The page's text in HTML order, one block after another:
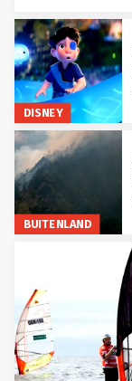
DISNEY
BUITENLAND